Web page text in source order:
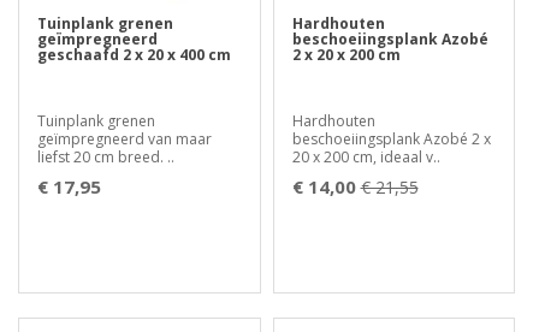
Tuinplank grenen
geïmpregneerd
geschaafd 2 x 20 x 400 cm
Tuinplank grenen
geïmpregneerd van maar
liefst 20 cm breed. ..
€ 17,95
Hardhouten
beschoeiingsplank Azobé
2 x 20 x 200 cm
Hardhouten
beschoeiingsplank Azobé 2 x
20 x 200 cm, ideaal v..
€ 14,00 € 21,55